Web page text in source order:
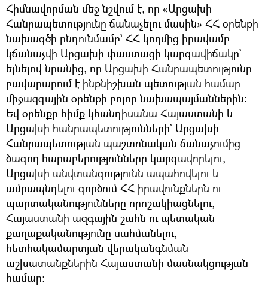
Հիմնավորման մեջ նշվում է, որ «Արցախի
Հանրապետությունը ճանաչելու մասին» ՀՀ օրենքի
նախագծի ընդունմամբ` ՀՀ կողմից իրավամբ
կճանաչվի Արցախի փաստացի կարգավիճակը`
ելնելով նրանից, որ Արցախի Հանրապետությունը
բավարարում է ինքնիշխան պետության համար
միջազգային օրենքի բոլոր նախապայմաններին:
Եվ օրենքը հիմք կհանդիսանա Հայաստանի և
Արցախի հանրապետությունների` Արցախի
Հանրապետության պաշտոնական ճանաչումից
ծագող հարաբերությունները կարգավորելու,
Արցախի անվտանգությունն ապահովելու և
ամրապնդելու գործում ՀՀ իրավունքներն ու
պարտականությունները որոշակիացնելու,
Հայաստանի ազգային շահն ու պետական
քաղաքականությունը սահմանելու,
հետհակամարտյան վերականգնման
աշխատանքներին Հայաստանի մասնակցության
համար: